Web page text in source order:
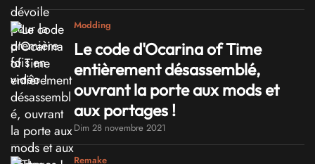
Modding
Le code d'Ocarina of Time
entièrement désassemblé,
ouvrant la porte aux mods et
aux portages !
Dim 28 novembre 2021
Remake